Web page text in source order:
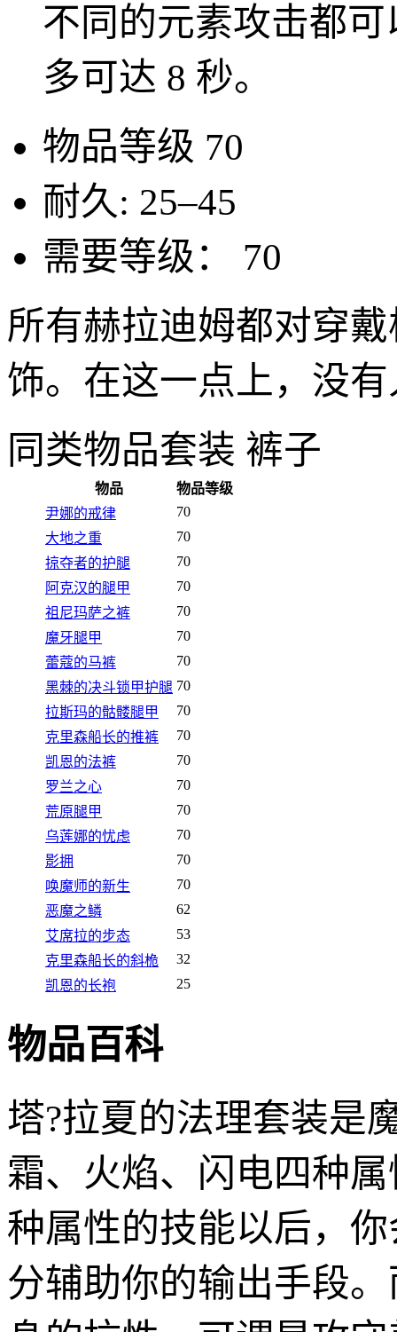
不同的元素攻击都
多可达 8 秒。
物品等级 70
耐久: 25–45
需要等级：
70
所有赫拉迪姆都对穿
饰。在这一点上，没
同类物品套装 裤子
物品
物品等级
尹娜的戒律
70
大地之重
70
掠夺者的护腿
70
阿克汉的腿甲
70
祖尼玛萨之裤
70
魔牙腿甲
70
蕾蔻的马裤
70
黑棘的决斗锁甲护腿 70
拉斯玛的骷髅腿甲
70
克里森船长的推裤
70
凯恩的法裤
70
罗兰之心
70
荒原腿甲
70
乌莲娜的忧虑
70
影拥
70
唤魔师的新生
70
恶魔之鳞
62
艾席拉的步态
53
克里森船长的斜桅
32
凯恩的长袍
25
物品百科
塔?拉夏的法理套装是
霜、火焰、闪电四种
种属性的技能以后，
分辅助你的输出手段